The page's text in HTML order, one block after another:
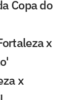
Copa do
x
x